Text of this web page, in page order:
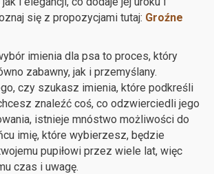
się z propozycjami tutaj: Groźne
imienia dla psa to proces, który
zabawny, jak i przemyślany.
czy szukasz imienia, które podkreśli
znaleźć coś, co odzwierciedli jego
istnieje mnóstwo możliwości do
imię, które wybierzesz, będzie
pupiłowi przez wiele lat, więc
czas i uwagę.